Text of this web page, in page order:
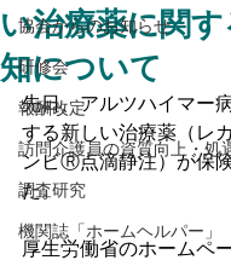
協会からのお知らせ
研修会
報酬改定
訪問介護員の資質向上・処
調査研究
機関誌「ホームヘルパー」
い治療薬に関
知について
先日、アルツハイマー
する新しい治療薬（レ
ンビⓇ点滴静注）が保
た。
厚生労働省のホームペ